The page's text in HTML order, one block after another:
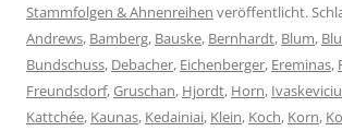
Stammfolgen & Ahnenreihen veröffentlicht.
Andrews, Bamberg, Bauske, Bernhardt, Blum,
Bundschuss, Debacher, Eichenberger, Ereminas,
Freundsdorf,Gruschan, Hjordt, Horn,
Kattchée, Kaunas, Kedainiai, Klein, Koch, Korn,